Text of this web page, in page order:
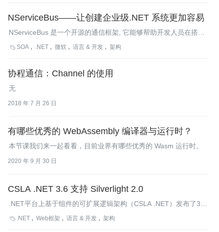
NServiceBus——让创建企业级.NET 系统更加容易
NServiceBus 是一个开源的通信框架, 它能够帮助开发人员在搭建
企业.NET系统时避免很多典型的常见问题。同时，该框架也提供
NServiceBus的原创者Udi Dahan进行了交流。
SOA .NET 微软 语言 & 开发 架构
协程通信：Channel 的使用
无
2018 年 7 月 26 日
有哪些优秀的 WebAssembly 编译器与运行时？
本节课我们来一起看看，目前业界有哪些优秀的 Wasm 运行时。
2020 年 9 月 30 日
CSLA .NET 3.6 支持 Silverlight 2.0
.NET平台上基于组件的可扩展逻辑架构（CSLA .NET）发布了3.6
版本，其中包括了对微软Silverlight 2.0的支持。CSLA .NET是一
 .NET Web框架 语言 & 开发 架构